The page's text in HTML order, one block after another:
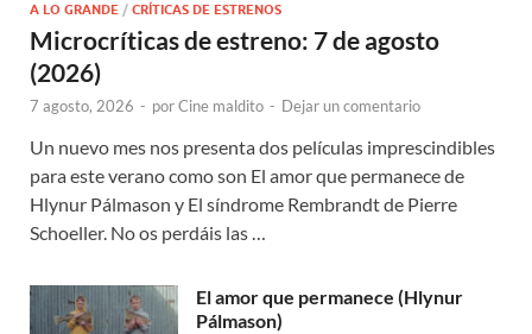
A LO GRANDE / CRÍTICAS DE ESTRENOS
Microcríticas de estreno: 7 de agosto
(2026)
7 agosto, 2026 - porCine maldito - Dejar un comentario
Un nuevo mes nos presenta dos películas imprescindibles
para este verano como son El amor que permanece de
Hlynur Pálmason y El síndrome Rembrandt de Pierre
Schoeller. No os perdáis las …
El amor que permanece (Hlynur
Pálmason)